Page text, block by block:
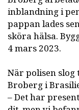
inblandning i
pappan lades
sköra hälsa.
4 mars 2023.
När polisen slog
Broberg i
– Det har